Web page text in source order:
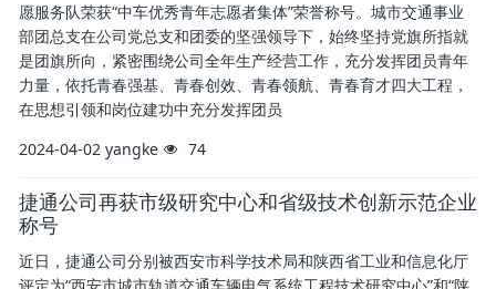
愿服务队荣获“中车优秀青年志愿者集体”荣誉称号。城市交通事业
部团总支在公司党总支和团委的坚强领导下，始终坚持党旗所指就
是团旗所向，紧密围绕公司全年生产经营工作，充分发挥团员青年
力量，依托青春强基、青春创效、青春领航、青春育才四大工程，
在思想引领和岗位建功中充分发挥团员
2024-04-02 yangke 74
捷通公司再获市级研究中心和省级技术创新示范企业
称号
近日，捷通公司分别被西安市科学技术局和陕西省工业和信息化厅